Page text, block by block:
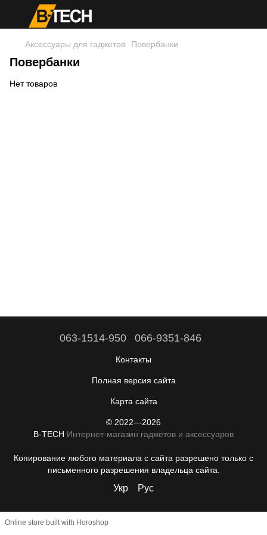
Аксессуары для гаджетов Повербанки
Повербанки
Нет товаров
063-1514-950 066-9351-846
Контакты
Полная версия сайта
Карта сайта
© 2022—2026
B-TECH Интернет-магазин гаджетов и аксессуаров
Копирование любого материала с сайта разрешено только с
письменного разрешения владельца сайта.
Укр Рус
Online store built with Horoshop